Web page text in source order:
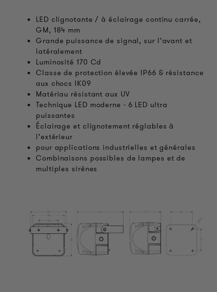
LED clignotante / à éclairage continu carrée,
GM, 184 mm
Grande puissance de signal, sur l’avant et
latéralement
Luminosité 170 Cd
Classe de protection élevée IP66 & résistance
aux chocs IK09
Matériau résistant aux UV
Technique LED moderne - 6 LED ultra
puissantes
Éclairage et clignotement réglables à
l’extérieur
pour applications industrielles et générales
Combinaisons possibles de lampes et de
multiples sirènes